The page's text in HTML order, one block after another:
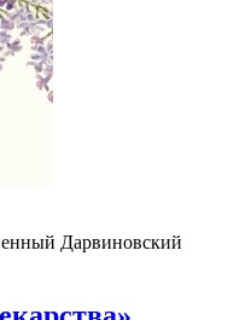
Дарвиновский